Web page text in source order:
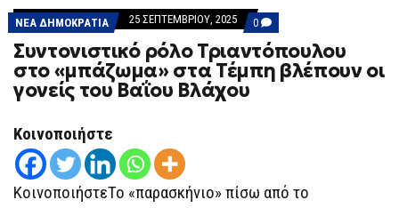
ΝΕΑ ΔΗΜΟΚΡΑΤΙΑ 25 ΣΕΠΤΕΜΒΡΊΟΥ, 2025 0 COMMENTS
ON
ΣΥΝΤΟΝΙΣΤΙΚΌ
ΡΌΛΟ
ΤΡΙΑΝΤΌΠΟΥΛΟΥ
ΒΑΪ́ΟΥ
Συντονιστικό ρόλο Τριαντόπουλου
στο «μπάζωμα» στα Τέμπη βλέπουν οι
γονείς του Βαΐου Βλάχου
Κοινοποιήστε
ΚοινοποιήστεΤο «παρασκήνιο» πίσω από το